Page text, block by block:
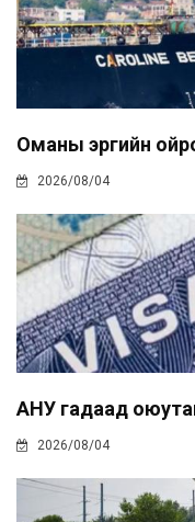
Оманы эргийн
2026/08/04
АНУ гадаад
2026/08/04